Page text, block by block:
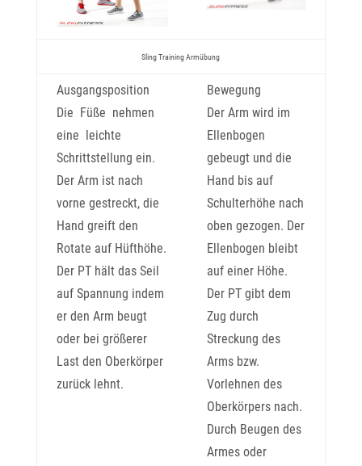
Sling Training Armübung
Ausgangsposition
Die Füße nehmen
eine leichte
Schrittstellung ein.
Der Arm ist nach
vorne gestreckt, die
Hand greift den
Rotate auf Hüfthöhe.
Der PT hält das Seil
auf Spannung indem
er den Arm beugt
oder bei größerer
Last den Oberkörper
zurück lehnt.
Bewegung
Der Arm wird im
Ellenbogen
gebeugt und die
Hand bis auf
Schulterhöhe nach
oben gezogen. Der
Ellenbogen bleibt
auf einer Höhe.
Der PT gibt dem
Zug durch
Streckung des
Arms bzw.
Vorlehnen des
Oberkörpers nach.
Durch Beugen des
Armes oder